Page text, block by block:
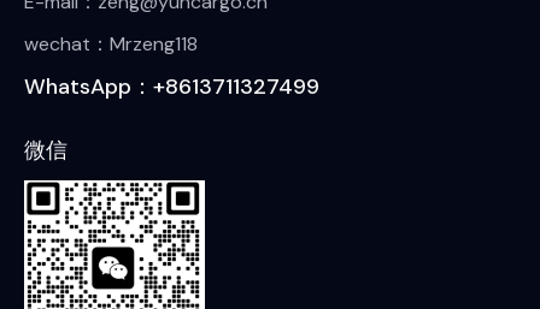
wechat：Mrzeng118
WhatsApp：+8613711327499
微信